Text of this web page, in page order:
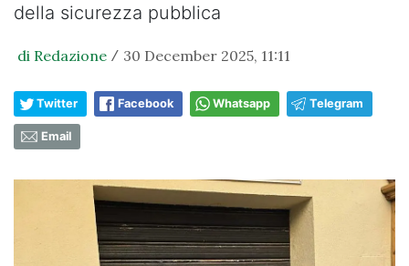
della sicurezza pubblica
di Redazione / 30 December 2025, 11:11
Twitter Facebook Whatsapp Telegram
Email